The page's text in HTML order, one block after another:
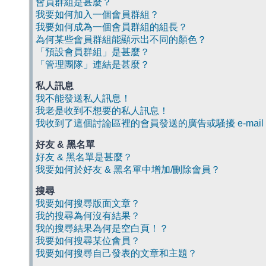
會員群組是甚麼？
我要如何加入一個會員群組？
我要如何成為一個會員群組的組長？
為何某些會員群組能顯示出不同的顏色？
「預設會員群組」是甚麼？
「管理團隊」連結是甚麼？
私人訊息
我不能發送私人訊息！
我老是收到不想要的私人訊息！
我收到了這個討論區裡的會員發送的廣告或騷擾 e-mail
好友 & 黑名單
好友 & 黑名單是甚麼？
我要如何於好友 & 黑名單中增加/刪除會員？
搜尋
我要如何搜尋版面文章？
我的搜尋為何沒有結果？
我的搜尋結果為何是空白頁！？
我要如何搜尋某位會員？
我要如何搜尋自己發表的文章和主題？